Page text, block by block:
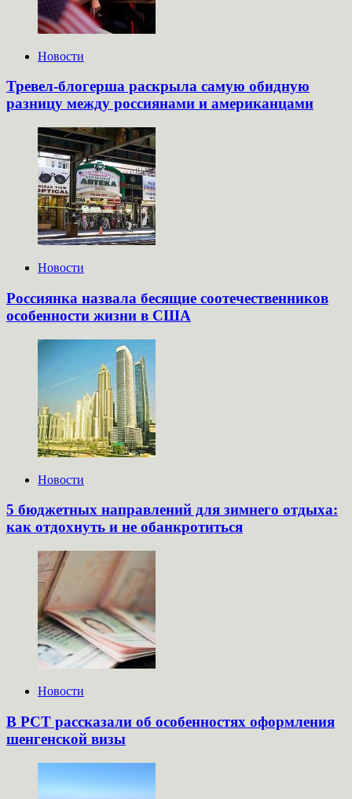
Новости
Тревел-блогерша раскрыла самую обидную
разницу между россиянами и американцами
Новости
Россиянка назвала бесящие соотечественников
особенности жизни в США
Новости
5 бюджетных направлений для зимнего отдыха:
как отдохнуть и не обанкротиться
Новости
В РСТ рассказали об особенностях оформления
шенгенской визы